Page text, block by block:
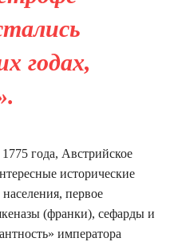
годах,
года, Австрийское
исторические
первое
(франки), сефарды и
императора